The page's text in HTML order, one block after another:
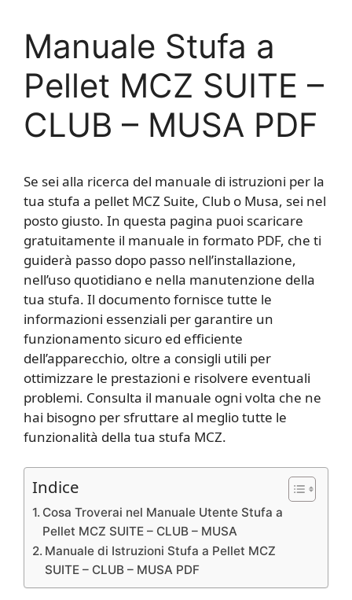
Manuale Stufa a
Pellet MCZ SUITE –
CLUB – MUSA PDF
Se sei alla ricerca del manuale di istruzioni per la
tua stufa a pellet MCZ Suite, Club o Musa, sei nel
posto giusto. In questa pagina puoi scaricare
gratuitamente il manuale in formato PDF, che ti
guiderà passo dopo passo nell’installazione,
nell’uso quotidiano e nella manutenzione della
tua stufa. Il documento fornisce tutte le
informazioni essenziali per garantire un
funzionamento sicuro ed efficiente
dell’apparecchio, oltre a consigli utili per
ottimizzare le prestazioni e risolvere eventuali
problemi. Consulta il manuale ogni volta che ne
hai bisogno per sfruttare al meglio tutte le
funzionalità della tua stufa MCZ.
Indice
Cosa Troverai nel Manuale Utente Stufa a
Pellet MCZ SUITE – CLUB – MUSA
Manuale di Istruzioni Stufa a Pellet MCZ
SUITE – CLUB – MUSA PDF